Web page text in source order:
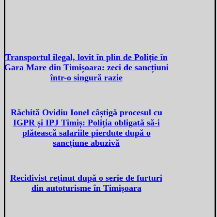
Transportul ilegal, lovit în plin de Poliție în
Gara Mare din Timișoara: zeci de sancțiuni
într-o singură razie
Răchită Ovidiu Ionel câștigă procesul cu
IGPR și IPJ Timiș: Poliția obligată să-i
plătească salariile pierdute după o
sancțiune abuzivă
Recidivist reținut după o serie de furturi
din autoturisme în Timișoara